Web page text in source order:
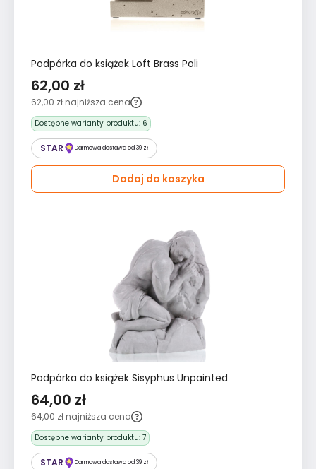
Podpórka do książek Loft Brass Poli
62,00 zł
62,00 zł najniższa cena
Dostępne warianty produktu: 6
STAR Darmowa dostawa od 39 zł
Dodaj do koszyka
Podpórka do książek Sisyphus Unpainted
64,00 zł
64,00 zł najniższa cena
Dostępne warianty produktu: 7
STAR Darmowa dostawa od 39 zł